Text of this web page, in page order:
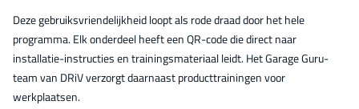
Deze gebruiksvriendelijkheid loopt als rode draad door het hele
programma. Elk onderdeel heeft een QR-code die direct naar
installatie-instructies en trainingsmateriaal leidt. Het Garage Guru-
team van DRiV verzorgt daarnaast producttrainingen voor
werkplaatsen.